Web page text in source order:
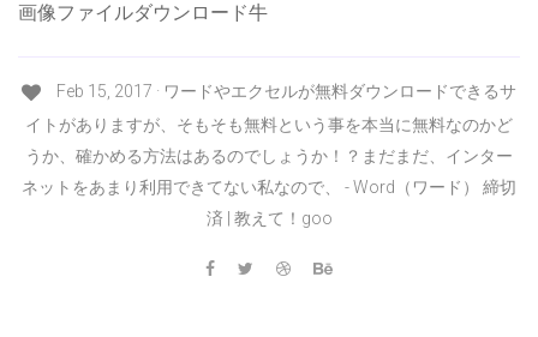
画像ファイルダウンロード牛
Feb 15, 2017 · ワードやエクセルが無料ダウンロードできるサ
イトがありますが、そもそも無料という事を本当に無料なのかど
うか、確かめる方法はあるのでしょうか！？まだまだ、インター
ネットをあまり利用できてない私なので、 - Word（ワード） 締切
済 | 教えて！goo